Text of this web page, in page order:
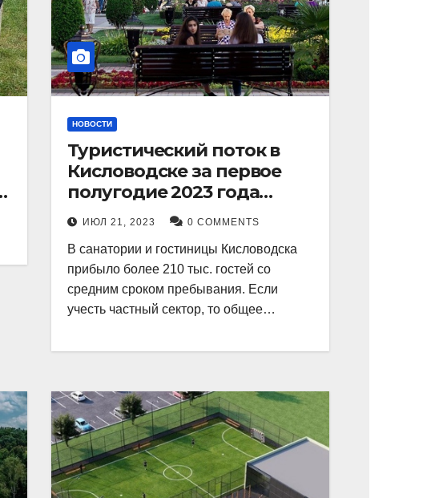
НОВОСТИ
Туристический поток в
Кисловодске за первое
полугодие 2023 года
показал рекордный рост в
21 процент.
ИЮЛ 21, 2023 0 COMMENTS
В санатории и гостиницы Кисловодска
прибыло более 210 тыс. гостей со
средним сроком пребывания. Если
учесть частный сектор, то общее…